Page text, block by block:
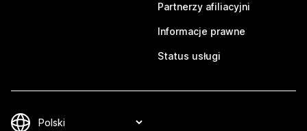
Partnerzy afiliacyjni
Informacje prawne
Status usługi